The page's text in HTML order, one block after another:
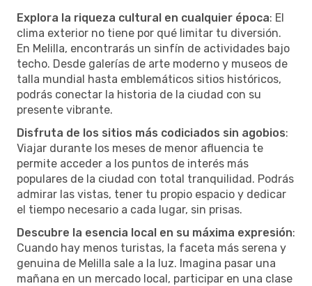
Explora la riqueza cultural en cualquier época: El
clima exterior no tiene por qué limitar tu diversión.
En Melilla, encontrarás un sinfín de actividades bajo
techo. Desde galerías de arte moderno y museos de
talla mundial hasta emblemáticos sitios históricos,
podrás conectar la historia de la ciudad con su
presente vibrante.
Disfruta de los sitios más codiciados sin agobios:
Viajar durante los meses de menor afluencia te
permite acceder a los puntos de interés más
populares de la ciudad con total tranquilidad. Podrás
admirar las vistas, tener tu propio espacio y dedicar
el tiempo necesario a cada lugar, sin prisas.
Descubre la esencia local en su máxima expresión:
Cuando hay menos turistas, la faceta más serena y
genuina de Melilla sale a la luz. Imagina pasar una
mañana en un mercado local, participar en una clase